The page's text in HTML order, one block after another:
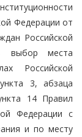
Федерации от
Российской
выбор места
Российской
3, абзаца
14 Правил
Федерации с
и по месту